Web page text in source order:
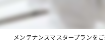
メンテナンスマスタープランを